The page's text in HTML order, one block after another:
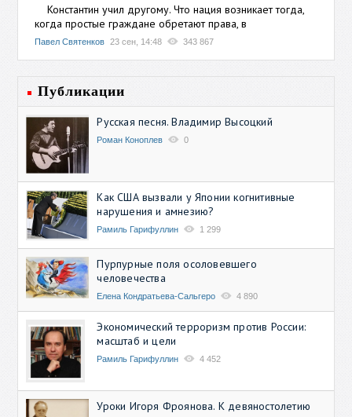
Константин учил другому. Что нация возникает тогда,
когда простые граждане обретают права, в
Павел Святенков 23 сен, 14:48 343 867
Публикации
Русская песня. Владимир Высоцкий
Роман Коноплев 0
Как США вызвали у Японии когнитивные
нарушения и амнезию?
Рамиль Гарифуллин 1 299
Пурпурные поля осоловевшего
человечества
Елена Кондратьева-Сальгеро 4 890
Экономический терроризм против России:
масштаб и цели
Рамиль Гарифуллин 4 452
Уроки Игоря Фроянова. К девяностолетию